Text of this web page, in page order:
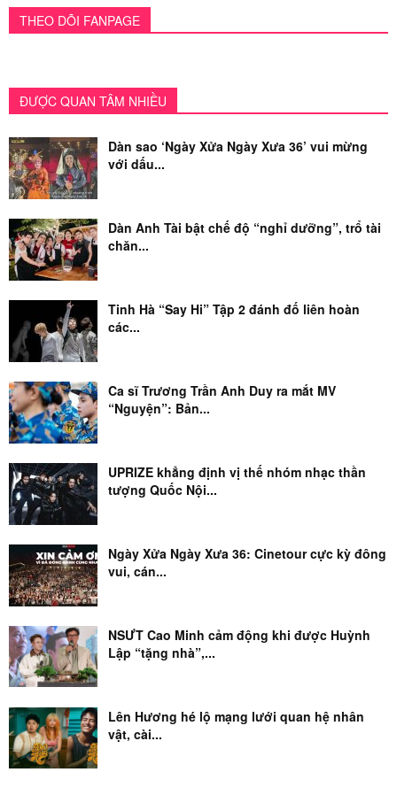
THEO DÕI FANPAGE
ĐƯỢC QUAN TÂM NHIỀU
Dàn sao ‘Ngày Xửa Ngày Xưa 36’ vui mừng
với dấu...
Dàn Anh Tài bật chế độ “nghỉ dưỡng”, trổ tài
chăn...
Tinh Hà “Say Hi” Tập 2 đánh đố liên hoàn
các...
Ca sĩ Trương Trần Anh Duy ra mắt MV
“Nguyện”: Bản...
UPRIZE khẳng định vị thế nhóm nhạc thần
tượng Quốc Nội...
Ngày Xửa Ngày Xưa 36: Cinetour cực kỳ đông
vui, cán...
NSƯT Cao Minh cảm động khi được Huỳnh
Lập “tặng nhà”,...
Lên Hương hé lộ mạng lưới quan hệ nhân
vật, cài...